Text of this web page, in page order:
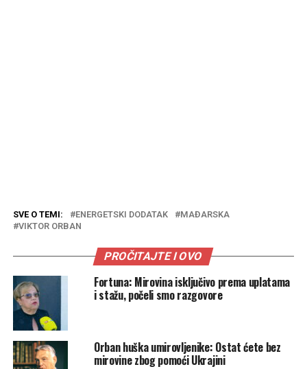
SVE O TEMI: ENERGETSKI DODATAK
MAĐARSKA
VIKTOR ORBAN
PROČITAJTE I OVO
Fortuna: Mirovina isključivo prema uplatama
i stažu, počeli smo razgovore
Orban huška umirovljenike: Ostat ćete bez
mirovine zbog pomoći Ukrajini